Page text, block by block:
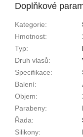
Doplňkové
Kategorie:
Hmotnost:
Typ:
Druh vlasů:
Specifikace:
Balení:
Objem:
Parabeny:
Řada:
Silikony: